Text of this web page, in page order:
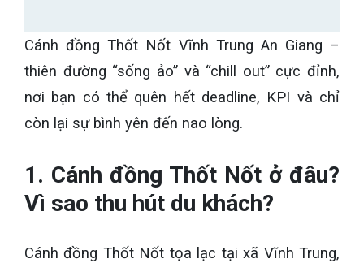
Cánh đồng Thốt Nốt Vĩnh Trung An Giang –
thiên đường “sống ảo” và “chill out” cực đỉnh,
nơi bạn có thể quên hết deadline, KPI và chỉ
còn lại sự bình yên đến nao lòng.
1. Cánh đồng Thốt Nốt ở đâu?
Vì sao thu hút du khách?
Cánh đồng Thốt Nốt tọa lạc tại xã Vĩnh Trung,